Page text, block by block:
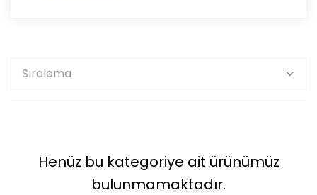
Henüz bu kategoriye ait ürünümüz
bulunmamaktadır.